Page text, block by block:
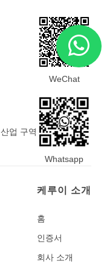
업 구역
WeChat
Whatsapp
케루이 소개
홈
인증서
회사 소개